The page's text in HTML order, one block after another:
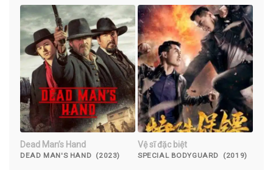
Dead Man’s Hand
DEAD MAN'S HAND (2023)
Vệ sĩ đặc biệt
SPECIAL BODYGUARD (2019)